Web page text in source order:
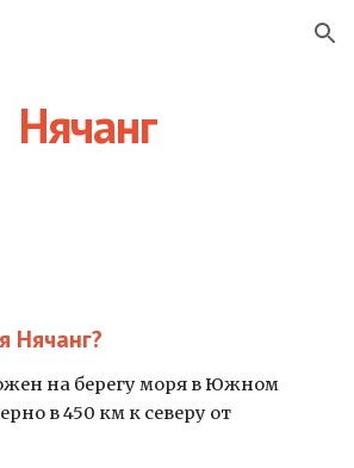
Skip to navigation
Нячанг
Нячанг?
на берегу моря в Южном
в 450 км к северу от